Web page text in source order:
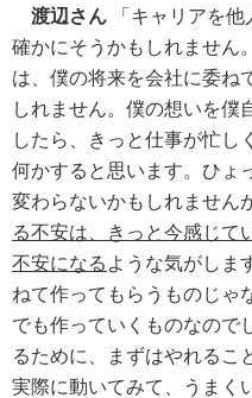
渡辺さん 「キャリアを
確かにそうかもしれません
は、僕の将来を会社に委ね
しれません。僕の想いを僕
したら、きっと仕事が忙し
何かすると思います。ひょ
変わらないかもしれません
る不安は、きっと今感じて
不安になる ような気がしま
ねて作ってもらうものじゃ
でも作っていくものなので
るために、まずはやれるこ
実際に動いてみて、うまく